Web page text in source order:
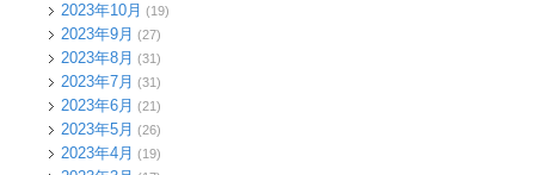
2023年10月 (19)
2023年9月 (27)
2023年8月 (31)
2023年7月 (31)
2023年6月 (21)
2023年5月 (26)
2023年4月 (19)